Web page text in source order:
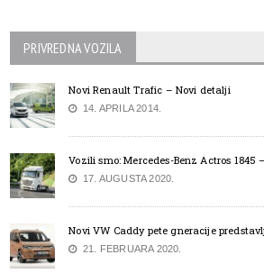
PRIVREDNA VOZILA
Novi Renault Trafic – Novi detalji
14. APRILA 2014.
Vozili smo: Mercedes-Benz Actros 1845
17. AUGUSTA 2020.
Novi VW Caddy pete gneracije
21. FEBRUARA 2020.